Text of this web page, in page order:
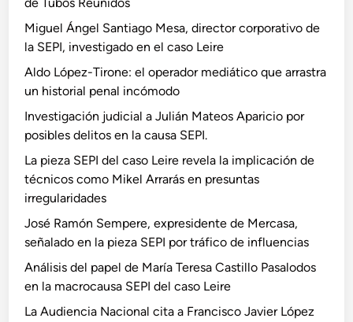
Miguel Ángel Santiago Mesa, director corporativo de
la SEPI, investigado en el caso Leire
Aldo López-Tirone: el operador mediático que arrastra
un historial penal incómodo
Investigación judicial a Julián Mateos Aparicio por
posibles delitos en la causa SEPI.
La pieza SEPI del caso Leire revela la implicación de
técnicos como Mikel Arrarás en presuntas
irregularidades
José Ramón Sempere, expresidente de Mercasa,
señalado en la pieza SEPI por tráfico de influencias
Análisis del papel de María Teresa Castillo Pasalodos
en la macrocausa SEPI del caso Leire
La Audiencia Nacional cita a Francisco Javier López